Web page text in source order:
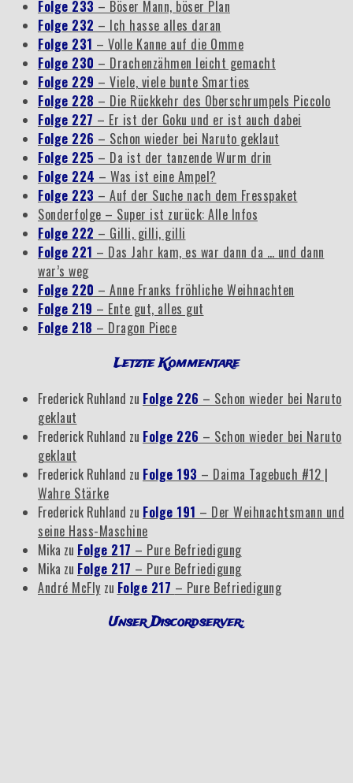
Folge 233 – Böser Mann, böser Plan
Folge 232 – Ich hasse alles daran
Folge 231 – Volle Kanne auf die Omme
Folge 230 – Drachenzähmen leicht gemacht
Folge 229 – Viele, viele bunte Smarties
Folge 228 – Die Rückkehr des Oberschrumpels Piccolo
Folge 227 – Er ist der Goku und er ist auch dabei
Folge 226 – Schon wieder bei Naruto geklaut
Folge 225 – Da ist der tanzende Wurm drin
Folge 224 – Was ist eine Ampel?
Folge 223 – Auf der Suche nach dem Fresspaket
Sonderfolge – Super ist zurück: Alle Infos
Folge 222 – Gilli, gilli, gilli
Folge 221 – Das Jahr kam, es war dann da … und dann
war’s weg
Folge 220 – Anne Franks fröhliche Weihnachten
Folge 219 – Ente gut, alles gut
Folge 218 – Dragon Piece
Letzte Kommentare
Frederick Ruhland zu Folge 226 – Schon wieder bei Naruto
geklaut
Frederick Ruhland zu Folge 226 – Schon wieder bei Naruto
geklaut
Frederick Ruhland zu Folge 193 – Daima Tagebuch #12 |
Wahre Stärke
Frederick Ruhland zu Folge 191 – Der Weihnachtsmann und
seine Hass-Maschine
Mika zu Folge 217 – Pure Befriedigung
Mika zu Folge 217 – Pure Befriedigung
André McFly zu Folge 217 – Pure Befriedigung
Unser Discordserver: